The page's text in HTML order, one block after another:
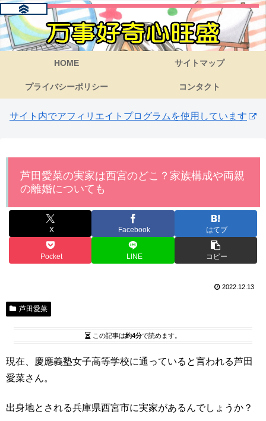
HOME サイトマップ
プライバシーポリシー コンタクト
サイト内でアフィリエイトプログラムを使用しています
芦田愛菜の実家は西宮のどこ？家族構成や両親
の離婚についても
X Facebook はてブ
Pocket LINE コピー
2022.12.13
芦田愛菜
この記事は約4分で読めます。
現在、慶應義塾女子高等学校に通っていると言われる芦田
愛菜さん。
出身地とされる兵庫県西宮市に実家があるんでしょうか？